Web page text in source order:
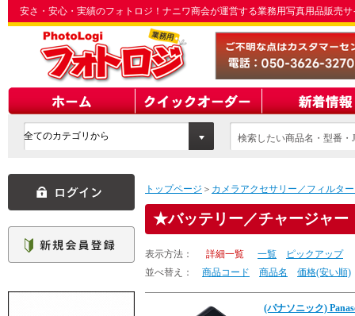
安さ・安心・実績のフォトロジ！ナニワ商会が運営する業務用写真用品販売
検索したい商品名・型番
トップページ ＞ カメラアクセサリー／フィルタ
バッテリー／チャージャー
表示方法： 詳細一覧 一覧
ピックアップ
並べ替え：
商品コード 商品名 価格(安い順)
(パナソニック)